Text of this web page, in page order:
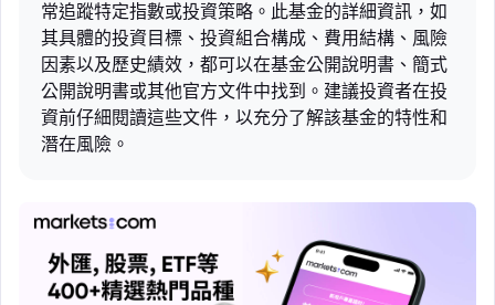
常追蹤特定指數或投資策略。此基金的詳細資訊，如
其具體的投資目標、投資組合構成、費用結構、風險
因素以及歷史績效，都可以在基金公開說明書、簡式
公開說明書或其他官方文件中找到。建議投資者在投
資前仔細閱讀這些文件，以充分了解該基金的特性和
潛在風險。